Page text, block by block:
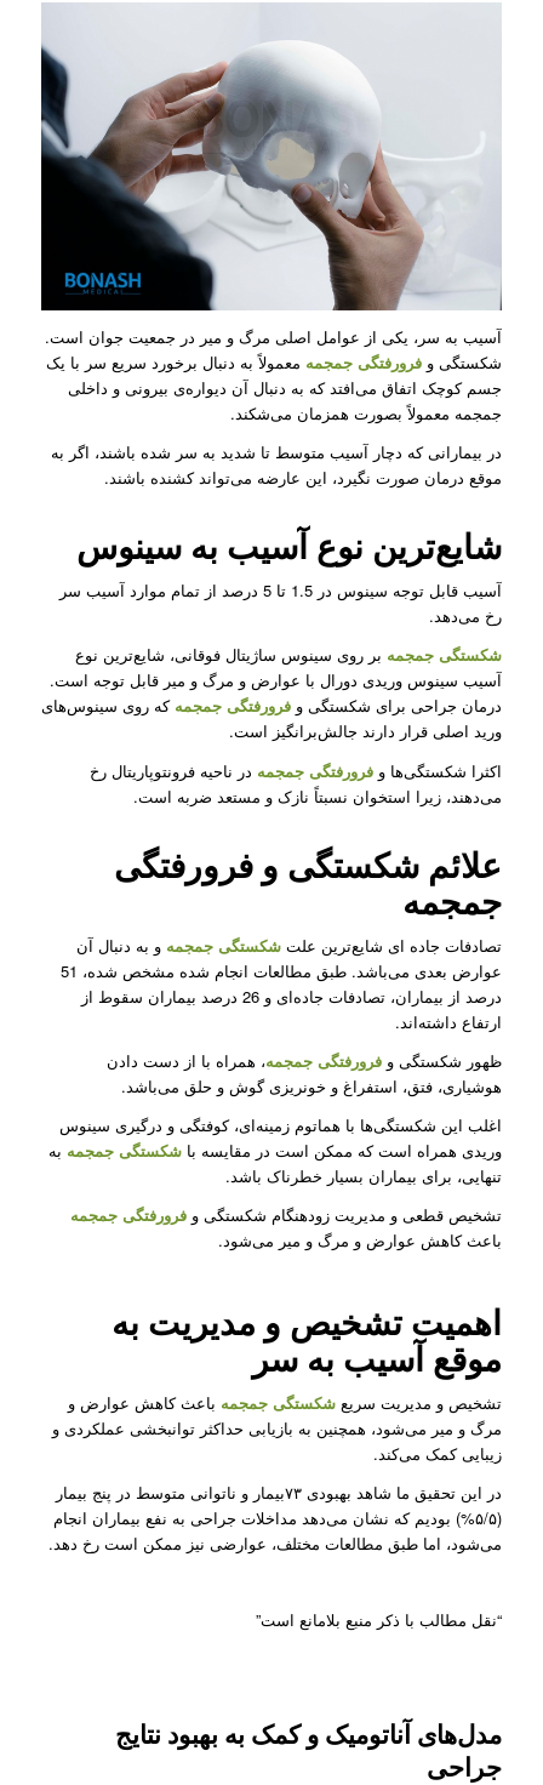
آسیب به سر، یکی از عوامل اصلی مرگ و میر در جمعیت جوان است.
شکستگی و فرورفتگی جمجمه معمولاً به دنبال برخورد سریع سر با یک
جسم کوچک اتفاق می‌افتد که به دنبال آن دیواره‌ی بیرونی و داخلی
جمجمه معمولاً بصورت همزمان می‌شکند.
در بیمارانی که دچار آسیب متوسط تا شدید به سر شده باشند، اگر به
موقع درمان صورت نگیرد، این عارضه می‌تواند کشنده باشند.
شایع‌ترین نوع آسیب به سینوس
آسیب قابل توجه سینوس در 1.5 تا 5 درصد از تمام موارد آسیب سر
رخ می‌دهد.
شکستگی جمجمه بر روی سینوس ساژیتال فوقانی، شایع‌ترین نوع
آسیب سینوس وریدی دورال با عوارض و مرگ و میر قابل توجه است.
درمان جراحی برای شکستگی و فرورفتگی جمجمه که روی سینوس‌های
ورید اصلی قرار دارند جالش‌برانگیز است.
اکثرا شکستگی‌ها و فرورفتگی جمجمه ‌در ناحیه فرونتوپاریتال رخ
می‌دهند، زیرا استخوان نسبتاً نازک و مستعد ضربه است.
علائم شکستگی و فرورفتگی
جمجمه
تصادفات جاده ای شایع‌ترین علت شکستگی جمجمه و به دنبال آن
عوارض بعدی می‌باشد. طبق مطالعات انجام شده مشخص شده، 51
درصد از بیماران، تصادفات جاده‌ای و 26 درصد بیماران سقوط از
ارتفاع داشته‌اند.
ظهور شکستگی و فرورفتگی جمجمه، همراه با از دست دادن
هوشیاری، فتق، استفراغ و خونریزی گوش و حلق می‌باشد.
اغلب این شکستگی‌ها با هماتوم زمینه‌ای، کوفتگی و درگیری سینوس
وریدی همراه است که ممکن است در مقایسه با شکستگی جمجمه به
تنهایی، برای بیماران بسیار خطرناک باشد.
تشخیص قطعی و مدیریت زودهنگام شکستگی و فرورفتگی جمجمه
باعث کاهش عوارض و مرگ و میر می‌شود.
اهمیت تشخیص و مدیریت به
موقع آسیب به سر
تشخیص و مدیریت سریع شکستگی جمجمه باعث کاهش عوارض و
مرگ و میر می‌شود، همچنین به بازیابی حداکثر توانبخشی عملکردی و
زیبایی کمک می‌کند.
در این تحقیق ما شاهد بهبودی ۷۳بیمار و ناتوانی متوسط در پنج بیمار
(۵/۵%) بودیم که نشان می‌دهد مداخلات جراحی به نفع بیماران انجام
می‌شود، اما طبق مطالعات مختلف، عوارضی نیز ممکن است رخ دهد.
“نقل مطالب با ذکر منبع بلامانع است”
مدل‌های آناتومیک و کمک به بهبود نتایج
جراحی